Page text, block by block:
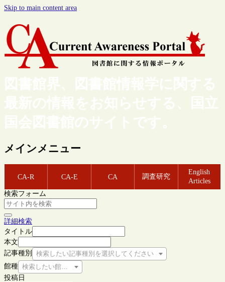
Skip to main content area
図書館界、図書館情報学に関する
最新の情報をお知らせする、国立
国会図書館のサイトです。
メインメニュー
CA-R CA-E CA 調査研究
English
Articles
検索フォーム
詳細検索
タイトル
本文
記事種別
検索したい記事種別を選択してください
館種 検索したい館種を選択してください
投稿日